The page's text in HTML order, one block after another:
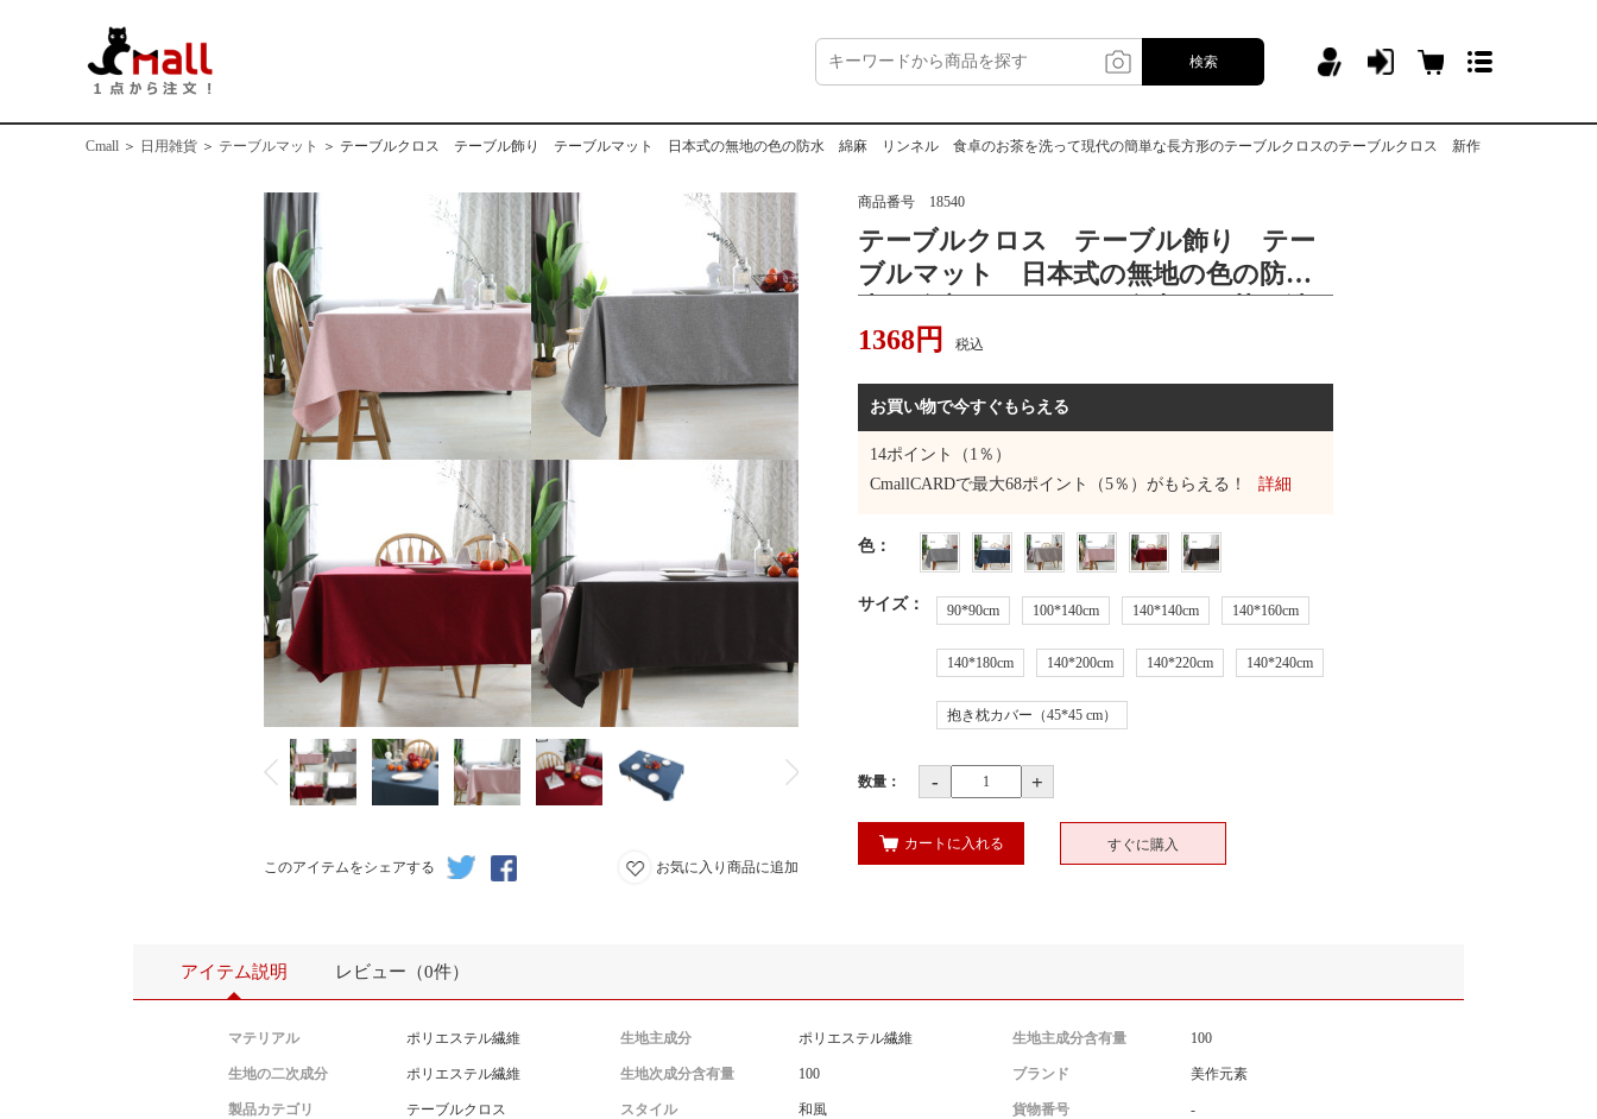
検索
Cmall ＞ 日用雑貨 ＞ テーブルマット ＞ テーブルクロス テーブル飾り テーブルマット 日本式の無地の色の防水 綿麻 リンネル 食卓のお茶を洗って現代の簡単な長方形のテーブルクロスのテーブルクロス 新作
このアイテムをシェアする お気に入り商品に追加
商品番号 18540
テーブルクロス テーブル飾り テー
ブルマット 日本式の無地の色の防
って現代の簡単な長方形のテーブルク
1368円 税込
お買い物で今すぐもらえる
14ポイント（1％）
CmallCARDで最大68ポイント（5％）がもらえる！ 詳細
色：
サイズ： 90*90cm 100*140cm 140*140cm 140*160cm
140*180cm 140*200cm 140*220cm 140*240cm
抱き枕カバー（45*45 cm）
数量： - +
カートに入れる すぐに購入
アイテム説明 レビュー（0件）
マテリアル ポリエステル繊維 生地主成分 ポリエステル繊維 生地主成分含有量 100
生地の二次成分 ポリエステル繊維 生地次成分含有量 100 ブランド 美作元素
製品カテゴリ テーブルクロス スタイル 和風 貨物番号 -